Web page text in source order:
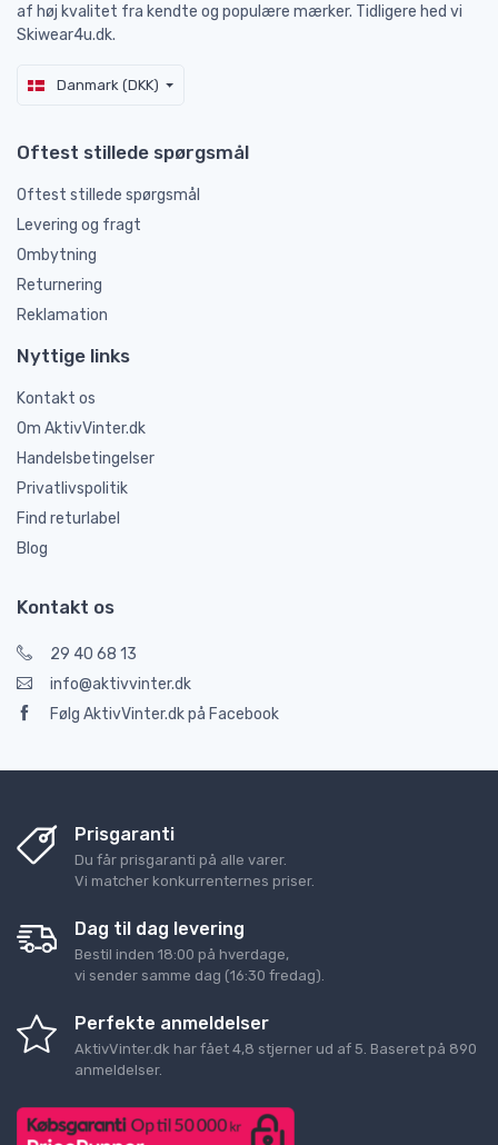
af høj kvalitet fra kendte og populære mærker. Tidligere hed vi
Skiwear4u.dk.
Danmark (DKK)
Oftest stillede spørgsmål
Oftest stillede spørgsmål
Levering og fragt
Ombytning
Returnering
Reklamation
Nyttige links
Kontakt os
Om AktivVinter.dk
Handelsbetingelser
Privatlivspolitik
Find returlabel
Blog
Kontakt os
29 40 68 13
info@aktivvinter.dk
Følg AktivVinter.dk på Facebook
Prisgaranti
Du får prisgaranti på alle varer.
Vi matcher konkurrenternes priser.
Dag til dag levering
Bestil inden 18:00 på hverdage,
vi sender samme dag (16:30 fredag).
Perfekte anmeldelser
AktivVinter.dk har fået 4,8 stjerner ud af 5 . Baseret på 890
anmeldelser.